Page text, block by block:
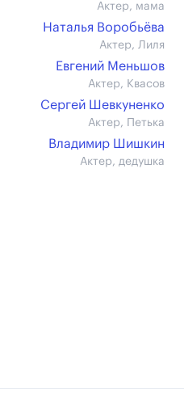
Актер, мама
Наталья Воробьёва
Актер, Лиля
Евгений Меньшов
Актер, Квасов
Сергей Шевкуненко
Актер, Петька
Владимир Шишкин
Актер, дедушка